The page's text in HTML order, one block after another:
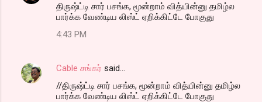
திருஷ்ட்டி சார் பசங்க, மூன்றாம் வித்யின்னு தமிழ்ல
பார்க்க வேண்டிய லிஸ்ட் ஏறிக்கிட்டே போகுது
4:43 PM
Cable சங்கர் said…
//திருஷ்ட்டி சார் பசங்க, மூன்றாம் வித்யின்னு தமிழ்ல
பார்க்க வேண்டிய லிஸ்ட் ஏறிக்கிட்டே போகுது